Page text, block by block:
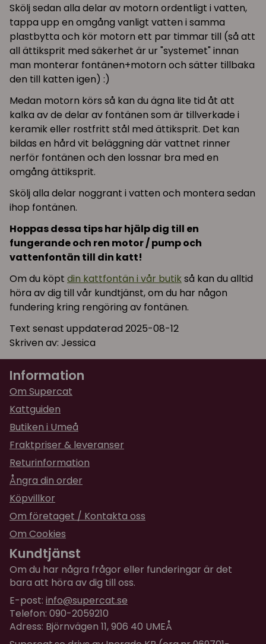
Skölj sedan alla delar av motorn ordentligt i vatten,
tappa upp en omgång vanligt vatten i samma
plastbytta och kör motorn ett par timmar till (så att
allättiksprit med säkerhet är ur "systemet" innan
man monterar fontänen+motorn och sätter tillbaka
den till katten igen) :)
Medan motorn körs så kan du ägna lite tid åt att
kalka av de delar av fontänen som är tillverkade i
keramik eller rostfritt stål med ättiksprit. Det kan
bildas en hård vit beläggning där vattnet rinner
nerför fontänen och den lossnar bra med en
omgång ättiksprit.
Skölj alla delar noggrant i vatten och montera sedan
ihop fontänen.
Hoppas dessa tips har hjälp dig till en
fungerande och ren motor / pump och
vattenfontän till din katt!
Om du köpt din kattfontän i vår butikså kan du alltid
höra av dig till vår kundtjänst, om du har någon
fundering kring rengöring av fontänen.
Text senast uppdaterad 2025-08-12
Skriven av: Jessica
Information
Om Supercat
Kattguiden
Butiken i Umeå
Fraktpriser & leveranser
Returinformation
Ångra din order
Köpvillkor
Om företaget / Kontakta oss
Om Cookies
Kundtjänst
Om du har några frågor eller funderingar är det
bara att höra av dig till oss.
E-post: info@supercat.se
Telefon: 090-2059210
Adress: Björnvägen 11, 906 40 UMEÅ